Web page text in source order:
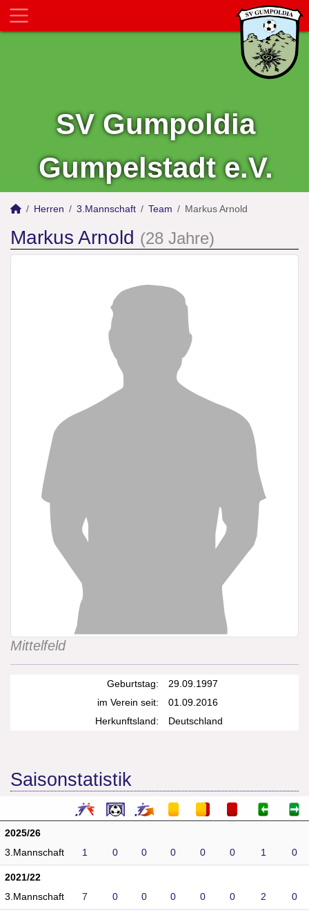
SV Gumpoldia
Gumpelstadt e.V.
Herren 3.Mannschaft Team Markus Arnold
Markus Arnold (28 Jahre)
Mittelfeld
Geburtstag:
29.09.1997
im Verein seit:
01.09.2016
Herkunftsland:
Deutschland
Saisonstatistik
2025/26
3.Mannschaft
1 0 0 0 0 0 1 0
2021/22
3.Mannschaft
7 0 0 0 0 0 2 0